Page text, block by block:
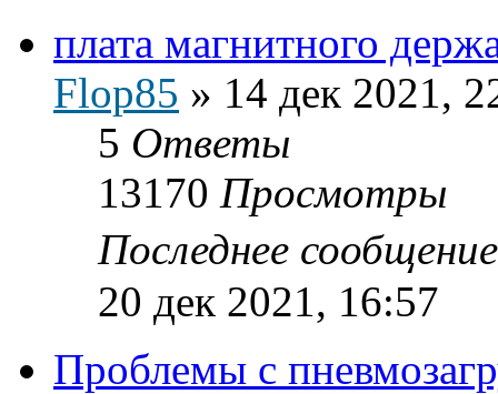
плата магнитного
Flop85 » 14 дек 2021,
5 Ответы
13170 Просмотры
Последнее
20 дек 2021, 16:57
Проблемы с